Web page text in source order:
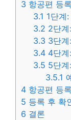
3 항공편 등
3.1 1단계
3.2 2단
3.3 3단
3.4 4단
3.5 5단
3.5.1
4 항공편 등
5 등록 후 확
6 결론